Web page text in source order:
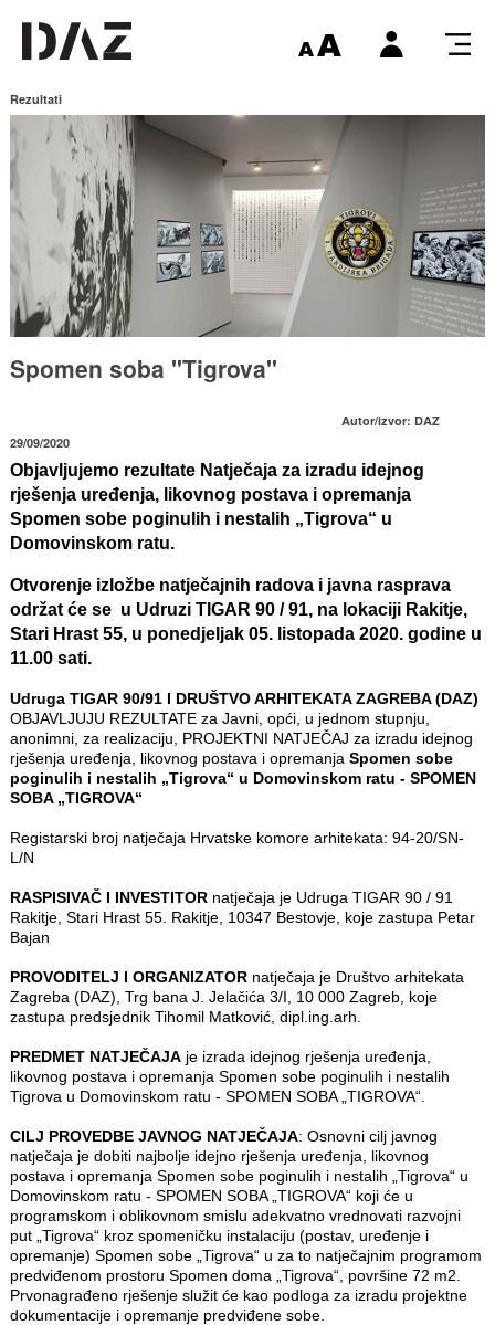
Rezultati
Spomen soba "Tigrova"
Autor/izvor: DAZ
29/09/2020
Objavljujemo rezultate Natječaja za izradu idejnog
rješenja uređenja, likovnog postava i opremanja
Spomen sobe poginulih i nestalih „Tigrova“ u
Domovinskom ratu.
Otvorenje izložbe natječajnih radova i javna rasprava
održat će se u Udruzi TIGAR 90 / 91, na lokaciji Rakitje,
Stari Hrast 55, u ponedjeljak 05. listopada 2020. godine u
11.00 sati.
Udruga TIGAR 90/91 I DRUŠTVO ARHITEKATA ZAGREBA (DAZ)
OBJAVLJUJU REZULTATE za Javni, opći, u jednom stupnju,
anonimni, za realizaciju, PROJEKTNI NATJEČAJ za izradu idejnog
rješenja uređenja, likovnog postava i opremanja Spomen sobe
poginulih i nestalih „Tigrova“ u Domovinskom ratu - SPOMEN
SOBA „TIGROVA“
Registarski broj natječaja Hrvatske komore arhitekata: 94-20/SN-
L/N
RASPISIVAČ I INVESTITORnatječaja je Udruga TIGAR 90 / 91
Rakitje, Stari Hrast 55. Rakitje, 10347 Bestovje, koje zastupa Petar
Bajan
PROVODITELJ I ORGANIZATORnatječaja je Društvo arhitekata
Zagreba (DAZ), Trg bana J. Jelačića 3/I, 10 000 Zagreb, koje
zastupa predsjednik Tihomil Matković, dipl.ing.arh.
PREDMET NATJEČAJAje izrada idejnog rješenja uređenja,
likovnog postava i opremanja Spomen sobe poginulih i nestalih
Tigrova u Domovinskom ratu - SPOMEN SOBA „TIGROVA“.
CILJ PROVEDBE JAVNOG NATJEČAJA: Osnovni cilj javnog
natječaja je dobiti najbolje idejno rješenja uređenja, likovnog
postava i opremanja Spomen sobe poginulih i nestalih „Tigrova“ u
Domovinskom ratu - SPOMEN SOBA „TIGROVA“ koji će u
programskom i oblikovnom smislu adekvatno vrednovati razvojni
put „Tigrova“ kroz spomeničku instalaciju (postav, uređenje i
opremanje) Spomen sobe „Tigrova“ u za to natječajnim programom
predviđenom prostoru Spomen doma „Tigrova“, površine 72 m2.
Prvonagrađeno rješenje služit će kao podloga za izradu projektne
dokumentacije i opremanje predviđene sobe.